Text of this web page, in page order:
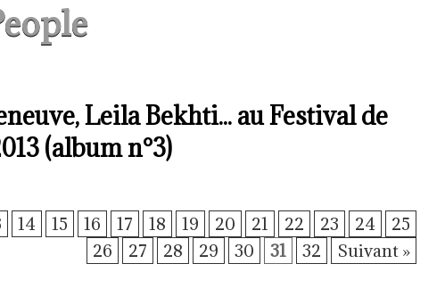
Leila Bekhti... au Festival de
(album n°3)
14 15 16 17 18 19 20 21 22 23 24
25
26
27 28 29 30 31 32 Suivant »